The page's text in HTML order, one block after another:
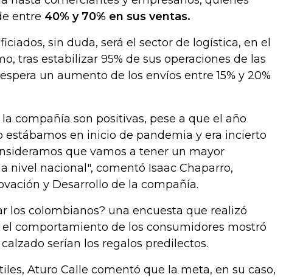
entre 40% y 70% en sus ventas.
sin duda, será el sector de logística, en el
tras estabilizar 95% de sus operaciones de las
un aumento de los envíos entre 15% y 20%
compañía son positivas, pese a que el año
estábamos en inicio de pandemia y era incierto
que vamos a tener un mayor
nivel nacional", comentó Isaac Chaparro,
y Desarrollo de la compañía.
los colombianos? una encuesta que realizó
comportamiento de los consumidores mostró
serían los regalos predilectos.
Aturo Calle comentó que la meta, en su caso,